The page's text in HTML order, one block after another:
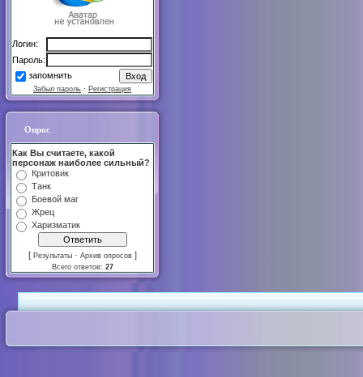
Логин:
Пароль:
запомнить
Забыл пароль · Регистрация
Опрос
Как Вы считаете, какой
персонаж наиболее сильный?
Критовик
Танк
Боевой маг
Жрец
Харизматик
[ Результаты · Архив опросов ]
Всего ответов: 27